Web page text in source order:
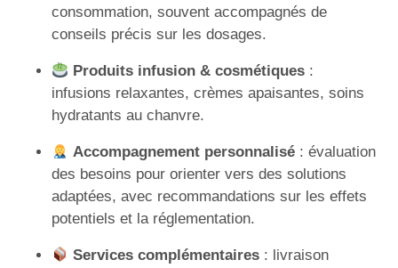
consommation, souvent accompagnés de
conseils précis sur les dosages.
Produits infusion & cosmétiques :
infusions relaxantes, crèmes apaisantes, soins
hydratants au chanvre.
Accompagnement personnalisé : évaluation
des besoins pour orienter vers des solutions
adaptées, avec recommandations sur les effets
potentiels et la réglementation.
Services complémentaires : livraison